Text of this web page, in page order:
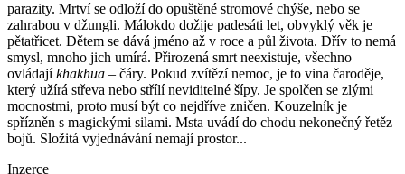
parazity. Mrtví se odloží do opuštěné stromové chýše, nebo se
zahrabou v džungli. Málokdo dožije padesáti let, obvyklý věk je
pětatřicet. Dětem se dává jméno až v roce a půl života. Dřív to nemá
smysl, mnoho jich umírá. Přirozená smrt neexistuje, všechno
ovládajíkhakhua – čáry. Pokud zvítězí nemoc, je to vina čaroděje,
který užírá střeva nebo střílí neviditelné šípy. Je spolčen se zlými
mocnostmi, proto musí být co nejdříve zničen. Kouzelník je
spřízněn s magickými silami. Msta uvádí do chodu nekonečný řetěz
bojů. Složitá vyjednávání nemají prostor...
Inzerce